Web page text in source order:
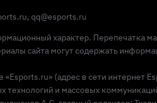
qq@esports.ru
характер. Перепечатка
сайта могут содержать
«Esports.ru» (адрес в сети
технологий и массовых